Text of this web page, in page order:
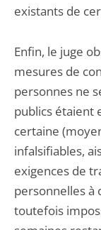
existants de
Enfin, le juge
mesures de
personnes ne
publics étaient
certaine
infalsifiables,
exigences de
personnelles à
toutefois